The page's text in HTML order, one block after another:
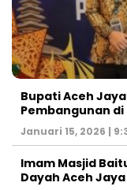
Bupati Aceh
Pembangunan di
Januari 15, 2026 |
Imam Masjid
Dayah Aceh